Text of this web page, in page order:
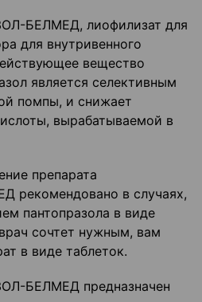
БЕЛМЕД, лиофилизат для
для внутривенного
вещество
является селективным
помпы, и снижает
вырабатываемой в
препарата
в случаях,
пантопразола в виде
сочтет нужным, вам
в виде таблеток.
БЕЛМЕД предназначен